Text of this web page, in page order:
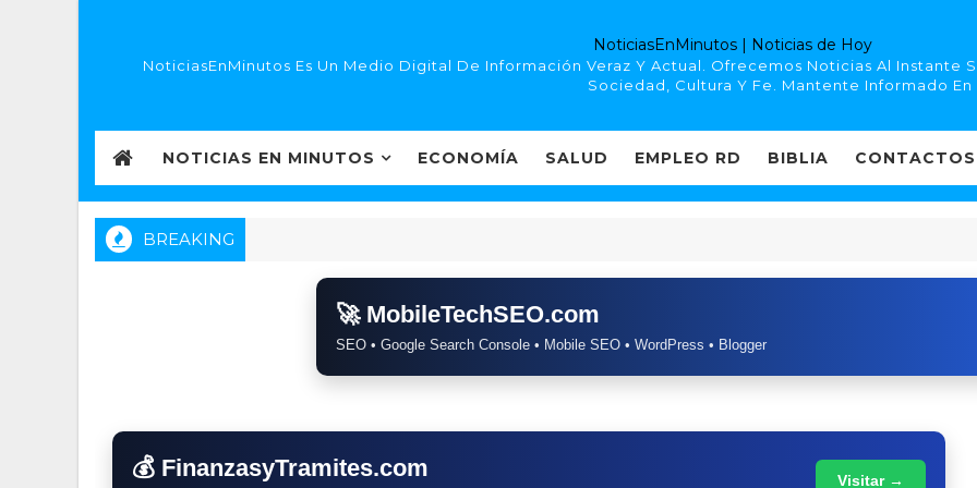
NoticiasEnMinutos | Noticias de Hoy
NoticiasEnMinutos Es Un Medio Digital De Información Veraz Y Actual. Ofrecemos Noticias Al Instante
Sociedad, Cultura Y Fe. Mantente Informado
NOTICIAS EN MINUTOS ECONOMÍA SALUD EMPLEO RD BIBLIA CONTACTOS
BREAKING
🚀 MobileTechSEO.com
SEO • Google Search Console • Mobile SEO • WordPress • Blogger
💰 FinanzasyTramites.com Visitar →